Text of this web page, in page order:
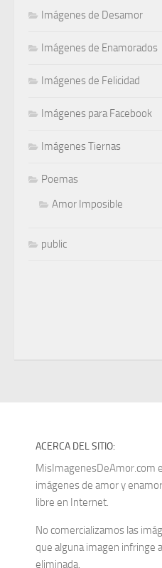
Imágenes de Desamor
Imágenes de Enamorados
Imágenes de Felicidad
Imágenes para Facebook
Imágenes Tiernas
Poemas
Amor Imposible
public
ACERCA DEL SITIO:
MisImagenesDeAmor.com
imágenes de amor y
libre en Internet.
No comercializamos las
que alguna imagen infringe
eliminada.